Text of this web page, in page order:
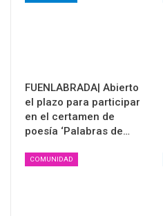
FUENLABRADA| Abierto
el plazo para participar
en el certamen de
poesía ‘Palabras de…
COMUNIDAD